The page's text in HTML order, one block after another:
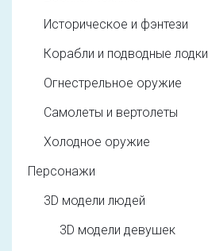
Историческое и фэнтези
Корабли и подводные лодки
Огнестрельное оружие
Самолеты и вертолеты
Холодное оружие
Персонажи
3D модели людей
3D модели девушек